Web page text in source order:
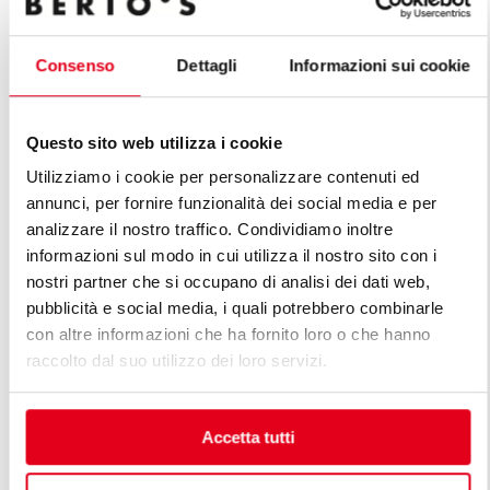
Consenso Dettagli Informazioni sui cookie
Questo sito web utilizza i cookie
Utilizziamo i cookie per personalizzare contenuti ed
annunci, per fornire funzionalità dei social media e per
analizzare il nostro traffico. Condividiamo inoltre
informazioni sul modo in cui utilizza il nostro sito con i
nostri partner che si occupano di analisi dei dati web,
pubblicità e social media, i quali potrebbero combinarle
con altre informazioni che ha fornito loro o che hanno
raccolto dal suo utilizzo dei loro servizi.
Accetta tutti
DÉCOUVREZ TOUTES LES LIGNES
DE LIGNE PREMIUM
Les lignes premium sont la réponse aux exigences
diversifiées des professionnels. Une cuisine modulable
premium est conçue en tenant compte des exigences
spécifiques du client, en maintenant des standards